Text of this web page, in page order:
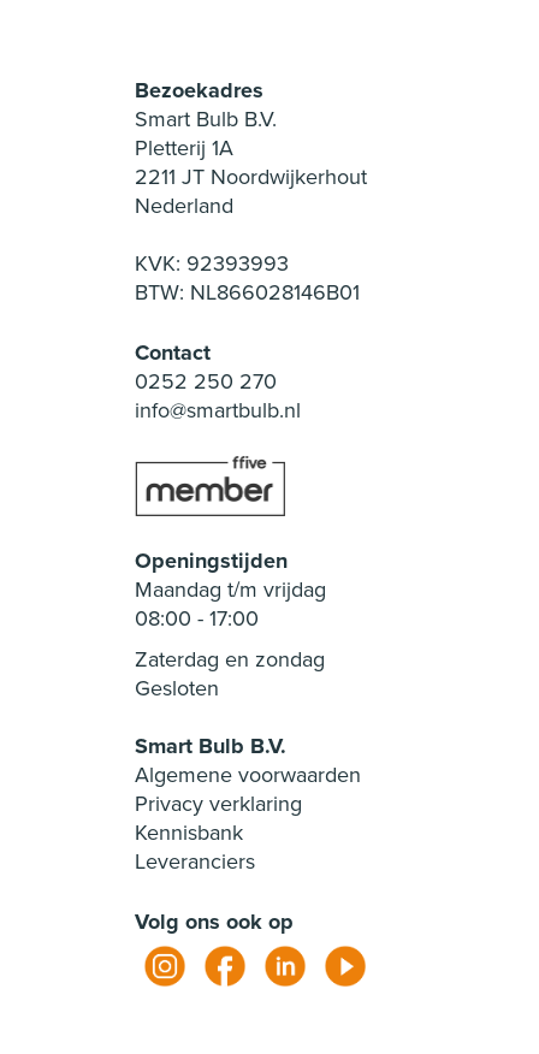
Bezoekadres
Smart Bulb B.V.
Pletterij 1A
2211 JT Noordwijkerhout
Nederland
KVK: 92393993
BTW: NL866028146B01
Contact
0252 250 270
info@smartbulb.nl
Openingstijden
Maandag t/m vrijdag
08:00 - 17:00
Zaterdag en zondag
Gesloten
Smart Bulb B.V.
Algemene voorwaarden
Privacy verklaring
Kennisbank
Leveranciers
Volg ons ook op